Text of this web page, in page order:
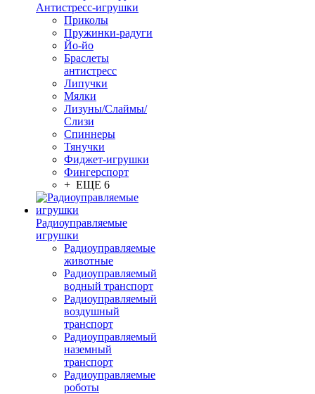
Антистресс-игрушки
Приколы
Пружинки-радуги
Йо-йо
Браслеты
антистресс
Липучки
Мялки
Лизуны/Слаймы/
Слизи
Спиннеры
Тянучки
Фиджет-игрушки
Фингерспорт
+ ЕЩЕ 6
Радиоуправляемые
игрушки
Радиоуправляемые
животные
Радиоуправляемый
водный транспорт
Радиоуправляемый
воздушный
транспорт
Радиоуправляемый
наземный
транспорт
Радиоуправляемые
роботы